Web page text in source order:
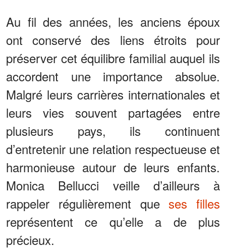
Au fil des années, les anciens époux
ont conservé des liens étroits pour
préserver cet équilibre familial auquel ils
accordent une importance absolue.
Malgré leurs carrières internationales et
leurs vies souvent partagées entre
plusieurs pays, ils continuent
d’entretenir une relation respectueuse et
harmonieuse autour de leurs enfants.
Monica Bellucci veille d’ailleurs à
rappeler régulièrement que ses filles
représentent ce qu’elle a de plus
précieux.